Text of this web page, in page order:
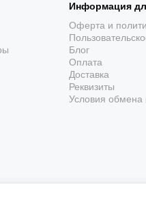
Информация
Оферта и
Блог
Оплата
Доставка
Реквизиты
Условия обмена